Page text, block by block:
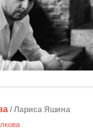
/ Лариса Яшина